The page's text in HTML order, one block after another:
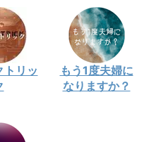
トリッ
もう1度夫婦に
なりますか？